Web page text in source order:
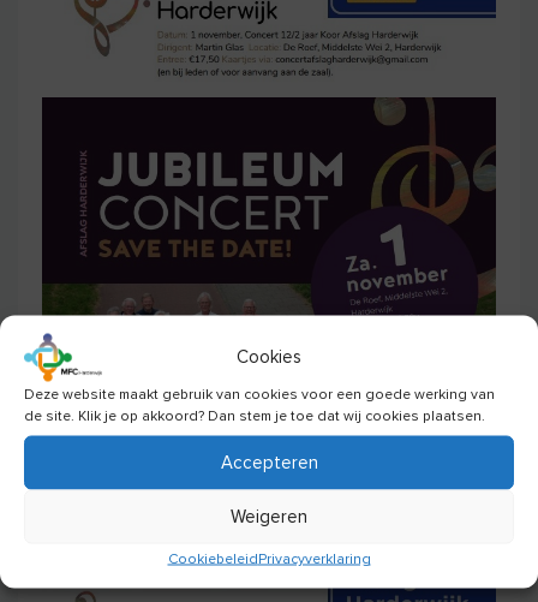
Cookies
Deze website maakt gebruik van cookies voor een goede werking van
de site. Klik je op akkoord? Dan stem je toe dat wij cookies plaatsen.
Accepteren
Weigeren
CookiebeleidPrivacyverklaring